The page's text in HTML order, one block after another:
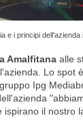
e i principi dell'azienda
Amalfitana alle
Lo
Ipg
il nostro